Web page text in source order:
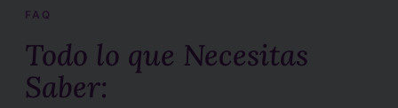
FAQ
Todo lo que Necesitas
Saber: